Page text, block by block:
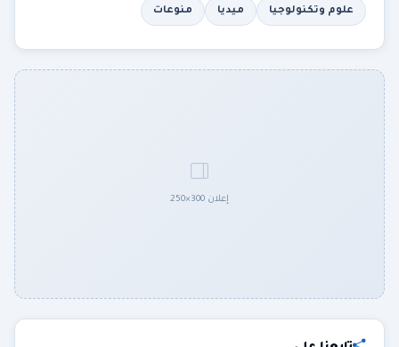
علوم وتكنولوجيا ميديا منوعات
إعلان 300×250